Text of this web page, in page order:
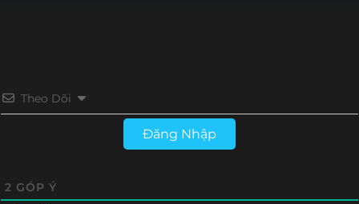
Theo Dõi
Đăng Nhập
2 GÓP Ý